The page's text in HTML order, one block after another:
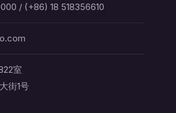
/ (+86) 18 518356610
室
街1号